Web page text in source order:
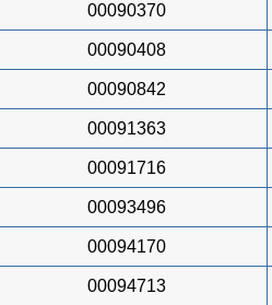
00090370
00090408
00090842
00091363
00091716
00093496
00094170
00094713